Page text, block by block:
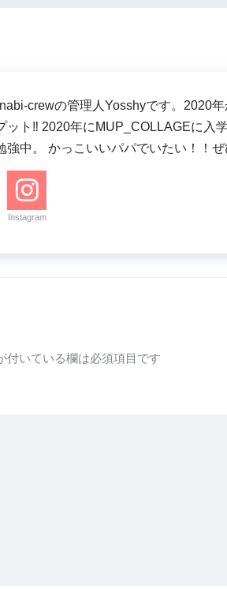
crewの管理人Yosshyです。2020
ット‼ 2020年にMUP_COLLAGEに入
強中。 かっこいいパパでいたい！！
Instagram
付いている欄は必須項目です